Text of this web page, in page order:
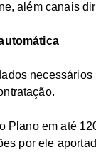
além canais
Plano em até
por ele